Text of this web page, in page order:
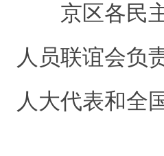
京区各民
人员联谊会负
人大代表和全